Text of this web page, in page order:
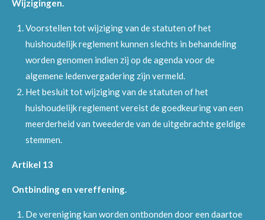
Wijzigingen.
Voorstellen tot wijziging van de statuten of het
huishoudelijk reglement kunnen slechts in behandeling
worden genomen indien zij op de agenda voor de
algemene ledenvergadering zijn vermeld.
Het besluit tot wijziging van de statuten of het
huishoudelijk reglement vereist de goedkeuring van een
meerderheid van tweederde van de uitgebrachte geldige
stemmen.
Artikel 13
Ontbinding en vereffening.
De vereniging kan worden ontbonden door een daartoe